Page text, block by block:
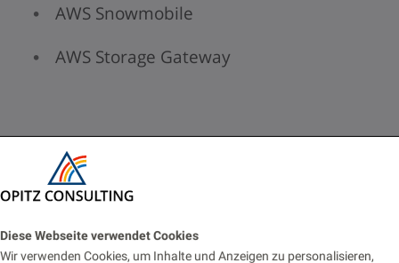
Diese Webseite verwendet Cookies
Wir verwenden Cookies, um Inhalte und Anzeigen zu personalisieren,
AWS Snowmobile
AWS Storage Gateway
AWS